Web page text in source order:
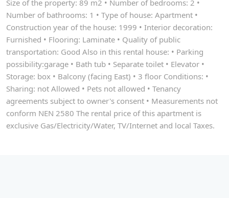
Size of the property: 89 m2 • Number of bedrooms: 2 •
Number of bathrooms: 1 • Type of house: Apartment •
Construction year of the house: 1999 • Interior decoration:
Furnished • Flooring: Laminate • Quality of public
transportation: Good Also in this rental house: • Parking
possibility:garage • Bath tub • Separate toilet • Elevator •
Storage: box • Balcony (facing East) • 3 floor Conditions: •
Sharing: not Allowed • Pets not allowed • Tenancy
agreements subject to owner's consent • Measurements not
conform NEN 2580 The rental price of this apartment is
exclusive Gas/Electricity/Water, TV/Internet and local Taxes.